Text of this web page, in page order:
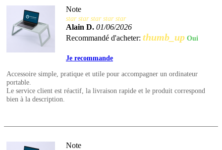
Note
star star star star star
Alain D. 01/06/2026
Recommandé d'acheter: thumb_up Oui
Je recommande
Accessoire simple, pratique et utile pour accompagner un ordinateur
portable.
Le service client est réactif, la livraison rapide et le produit correspond
bien à la description.
Note